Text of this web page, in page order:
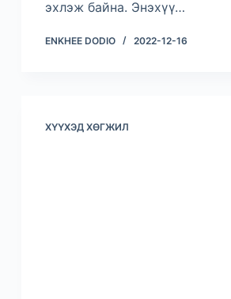
эхлэж байна. Энэхүү…
ENKHEE DODIO 2022-12-16
ХҮҮХЭД ХӨГЖИЛ